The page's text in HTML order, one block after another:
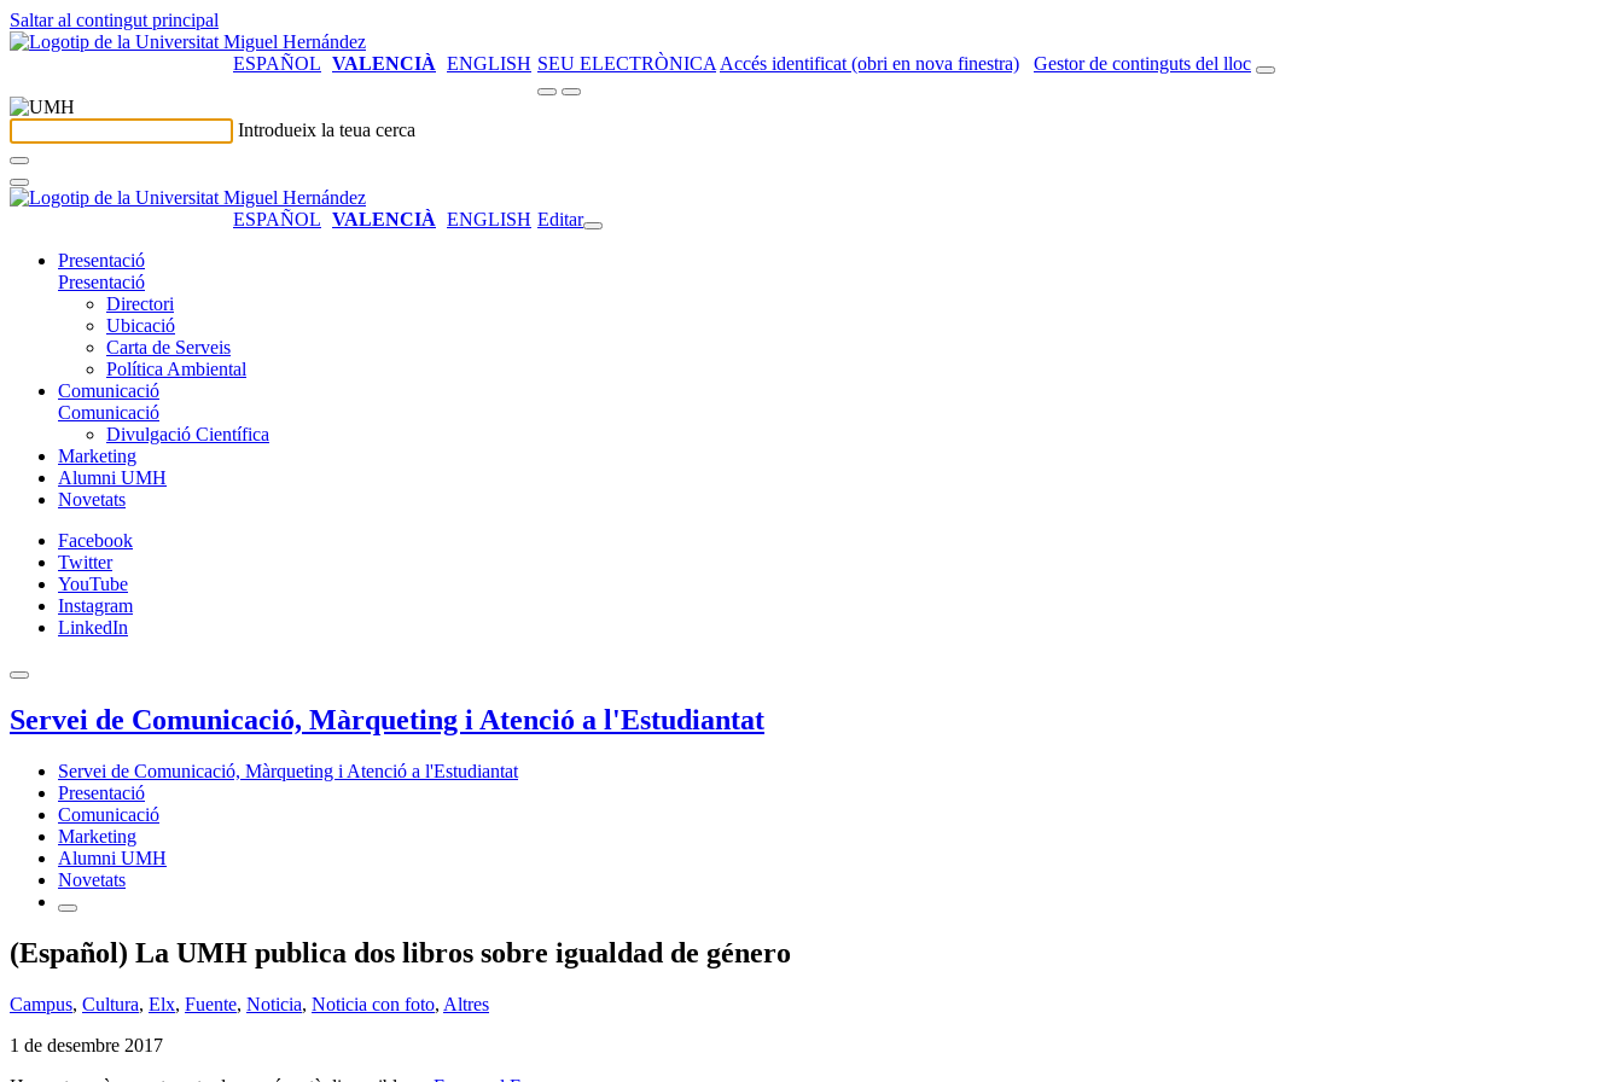
Saltar al contingut principal
ESPAÑOL VALENCIÀ ENGLISH SEU ELECTRÒNICA Accés identificat (obri en nova finestra) Gestor de continguts del lloc
Introdueix la teua cerca
ESPAÑOL VALENCIÀ ENGLISH Editar
Presentació
Presentació
Directori
Ubicació
Carta de Serveis
Política Ambiental
Comunicació
Comunicació
Divulgació Científica
Marketing
Alumni UMH
Novetats
Facebook
Twitter
YouTube
Instagram
LinkedIn
Servei de Comunicació, Màrqueting i Atenció a l'Estudiantat
Servei de Comunicació, Màrqueting i Atenció a l'Estudiantat
Presentació
Comunicació
Marketing
Alumni UMH
Novetats
(Español) La UMH publica dos libros sobre igualdad de género
Campus, Cultura, Elx, Fuente, Noticia, Noticia con foto, Altres
1 de desembre 2017